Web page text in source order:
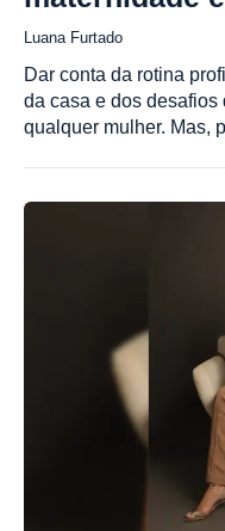
Luana Furtado
Dar conta da rotina
da casa e dos
qualquer mulher. Mas,